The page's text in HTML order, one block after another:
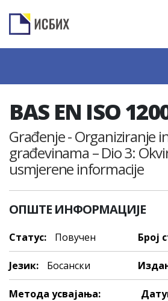
BAS EN ISO
Građenje - Organiziranje
građevinama – Dio 3:
usmjerene informacije
ОПШТЕ ИНФОРМАЦИЈЕ
Статус: Повучен Број
Језик: Босански
Метода усвајања: